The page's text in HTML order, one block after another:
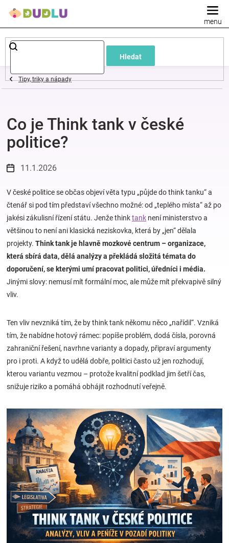
Hledat
Dětské
a
oblečení
Pokojíček
a
kojenecká
výbava
Hračky
a
pro
děti
Těhotenské
oblečení
Novinky
Značky
Blog
Hračkářství
Tipy, triky a nápady
Co je Think tank v české
politice?
11.1.2026
V české politice se občas objeví věta typu „půjde do think tanku“ a
čtenář si pod tím představí všechno možné: od „teplého místa“ až po
jakési zákulisní řízení státu. Jenže thinktank není ministerstvo a
většinou to není ani klasická neziskovka, která by „jen“ dělala
projekty. Think tank je hlavně mozkové centrum – organizace,
která sbírá data, dělá analýzy a překládá složitá témata do
doporučení, se kterými umí pracovat politici, úředníci i média.
Jinými slovy: nemusí mít formální moc, ale může mít překvapivě silný
vliv.
Ten vliv nevzniká tím, že by think tank někomu něco „nařídil“. Vzniká
tím, že nabídne hotový rámec: popíše problém, dodá čísla, porovná
zahraniční řešení, navrhne varianty a dopady, připraví argumenty
pro i proti. A když to udělá dobře, politici často už jen rozhodují,
kterou variantu vezmou – protože kvalitní podklad jim šetří čas,
snižuje riziko a pomáhá obhájit rozhodnutí veřejně.